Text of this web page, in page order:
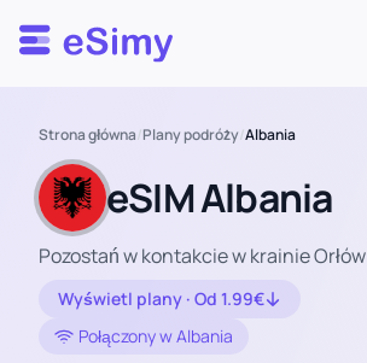
Esimy
Strona główna/Plany podróży/Albania
eSIM Albania
Pozostań w kontakcie w krainie Orłów
Wyświetl plany · Od 1.99€
Połączony w Albania